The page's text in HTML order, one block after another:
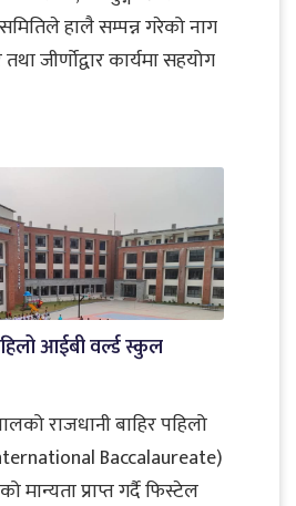
हालै सम्पन्न गरेको नाग
जीर्णोद्वार कार्यमा सहयोग
आईबी वर्ल्ड स्कुल
राजधानी बाहिर पहिलो
Baccalaureate)
मान्यता प्राप्त गर्दै फिस्टेल